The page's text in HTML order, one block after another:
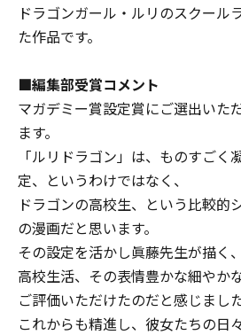
ドラゴンガール・ルリのスクール
た作品です。
■編集部受賞コメント
マガデミー賞設定賞にご選出いた
ます。
「ルリドラゴン」は、ものすごく
定、というわけではなく、
ドラゴンの高校生、という比較的
の漫画だと思います。
その設定を活かし眞藤先生が描く
高校生活、その表情豊かな細やか
ご評価いただけたのだと感じました
これからも精進し、彼女たちの日